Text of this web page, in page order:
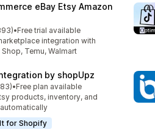
eBay Etsy Amazon
üzerinden
değerlendirme
•Free trial available
integration with
Temu, Walmart
by shopUpz
üzerinden
değerlendirme
•Free plan available
products, inventory, and
for Shopify